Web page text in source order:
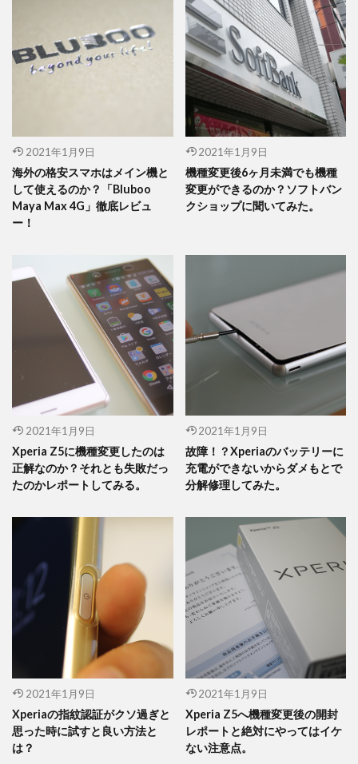
2021年1月9日
海外の格安スマホはメイン機と
して使えるのか？「Bluboo
Maya Max 4G」徹底レビュ
ー！
2021年1月9日
機種変更後6ヶ月未満でも機種
変更ができるのか？ソフトバン
クショップに聞いてみた。
2021年1月9日
Xperia Z5に機種変更したのは
正解なのか？それとも失敗だっ
たのかレポートしてみる。
2021年1月9日
故障！？Xperiaのバッテリーに
充電ができないからダメもとで
分解修理してみた。
2021年1月9日
Xperiaの指紋認証がクソ過ぎと
思った時に試すと良い方法と
は？
2021年1月9日
Xperia Z5へ機種変更後の開封
レポートと絶対にやってはイケ
ない注意点。